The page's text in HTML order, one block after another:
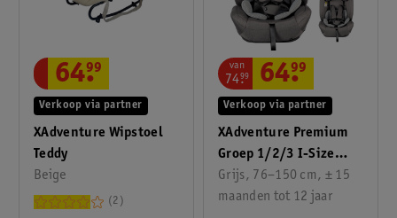
XAdventure Wipstoel
Teddy
Beige
Verkoop via partner
64.
99
2
XAdventure Premium
Groep 1/2/3 I-Size
Autostoel
Grijs, 76–150 cm, ± 15
maanden tot 12 jaar
Verkoop via partner
van
74.
99 64.
99